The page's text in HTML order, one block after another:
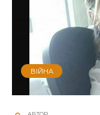
ВІЙНА